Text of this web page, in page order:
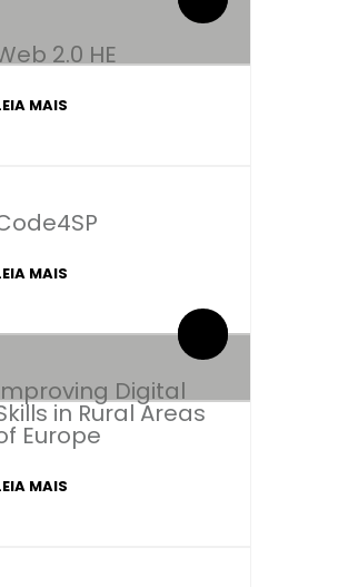
2.0 HE
MAIS
MAIS
Digital
in Rural Areas
Europe
MAIS